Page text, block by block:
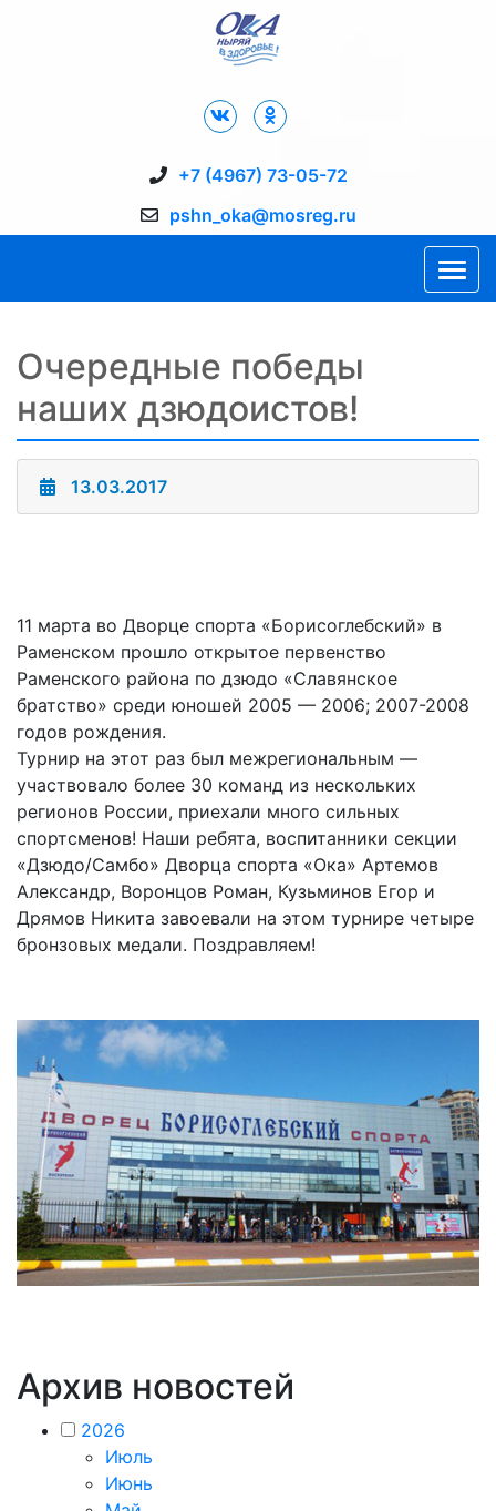
+7 (4967) 73-05-72
pshn_oka@mosreg.ru
Очередные победы
наших дзюдоистов!
13.03.2017
11 марта во Дворце спорта «Борисоглебский» в
Раменском прошло открытое первенство
Раменского района по дзюдо «Славянское
братство» среди юношей 2005 — 2006; 2007-2008
годов рождения.
Турнир на этот раз был межрегиональным —
участвовало более 30 команд из нескольких
регионов России, приехали много сильных
спортсменов! Наши ребята, воспитанники секции
«Дзюдо/Самбо» Дворца спорта «Ока» Артемов
Александр, Воронцов Роман, Кузьминов Егор и
Дрямов Никита завоевали на этом турнире четыре
бронзовых медали. Поздравляем!
Архив новостей
2026
Июль
Июнь